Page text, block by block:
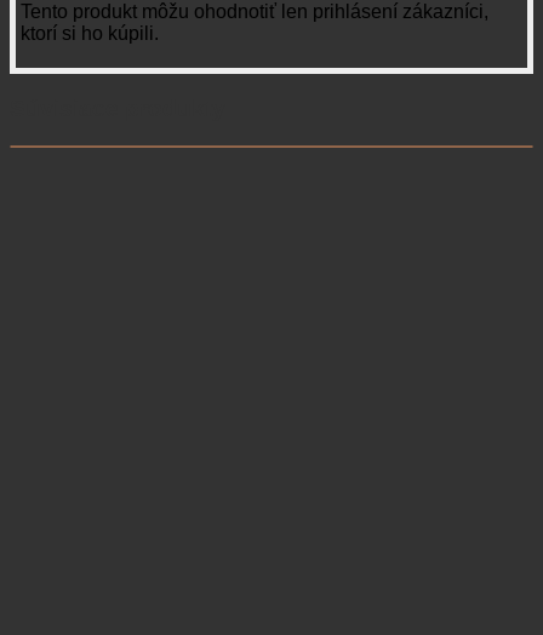
Tento produkt môžu ohodnotiť len prihlásení zákazníci,
ktorí si ho kúpili.